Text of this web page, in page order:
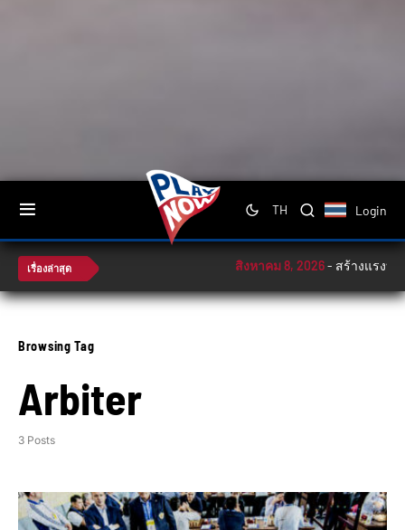
TH Login
เรื่องล่าสุด สิงหาคม 8, 2026-สร้างแรงบันด
Browsing Tag
Arbiter
3 Posts